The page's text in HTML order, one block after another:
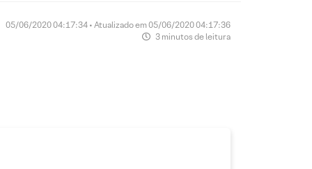
05/06/2020 04:17:34 • Atualizado em 05/06/2020 04:17:36
3 minutos de leitura